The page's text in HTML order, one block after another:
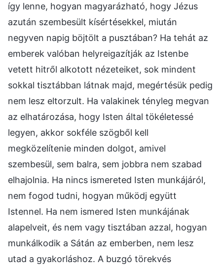
így lenne, hogyan magyarázható, hogy Jézus
azután szembesült kísértésekkel, miután
negyven napig böjtölt a pusztában? Ha tehát az
emberek valóban helyreigazítják az Istenbe
vetett hitről alkotott nézeteiket, sok mindent
sokkal tisztábban látnak majd, megértésük pedig
nem lesz eltorzult. Ha valakinek tényleg megvan
az elhatározása, hogy Isten által tökéletessé
legyen, akkor sokféle szögből kell
megközelítenie minden dolgot, amivel
szembesül, sem balra, sem jobbra nem szabad
elhajolnia. Ha nincs ismereted Isten munkájáról,
nem fogod tudni, hogyan működj együtt
Istennel. Ha nem ismered Isten munkájának
alapelveit, és nem vagy tisztában azzal, hogyan
munkálkodik a Sátán az emberben, nem lesz
utad a gyakorláshoz. A buzgó törekvés